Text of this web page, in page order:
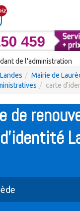
de l'administration
Mairie de
carte
de